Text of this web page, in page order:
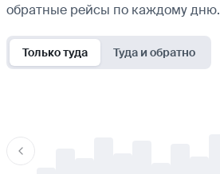
обратные рейсы по каждому дню.
Только туда Туда и обратно